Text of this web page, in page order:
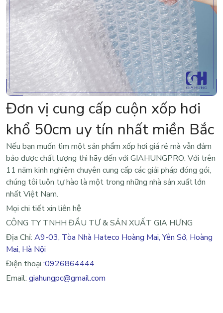
Đơn vị cung cấp cuộn xốp hơi
khổ 50cm uy tín nhất miền Bắc
Nếu bạn muốn tìm một sản phẩm xốp hơi giá rẻ mà vẫn đảm
bảo được chất lượng thì hãy đến với GIAHUNGPRO. Với trên
11 năm kinh nghiệm chuyên cung cấp các giải pháp đóng gói,
chúng tôi luôn tự hào là một trong những nhà sản xuất lớn
nhất Việt Nam.
Mọi chi tiết xin liên hệ
CÔNG TY TNHH ĐẦU TƯ & SẢN XUẤT GIA HƯNG
Địa Chỉ: A9-03, Tòa Nhà Hateco Hoàng Mai, Yên Sở, Hoàng
Mai, Hà Nội
Điện thoại :0926864444
Email: giahungpc@gmail.com